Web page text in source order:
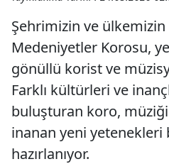
Şehrimizin ve
Medeniyetler Korosu,
gönüllü korist ve
Farklı kültürleri ve
buluşturan koro,
inanan yeni yetenekleri
hazırlanıyor.